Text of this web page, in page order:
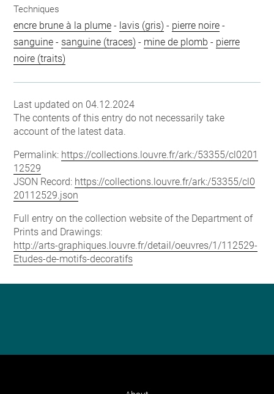
Techniques
encre brune à la plume - lavis (gris) - pierre noire -
sanguine - sanguine (traces) - mine de plomb - pierre
noire (traits)
Last updated on 04.12.2024
The contents of this entry do not necessarily take
account of the latest data.
Permalink: https://collections.louvre.fr/ark:/53355/cl0201
12529
JSON Record: https://collections.louvre.fr/ark:/53355/cl0
20112529.json
Full entry on the collection website of the Department of
Prints and Drawings:
http://arts-graphiques.louvre.fr/detail/oeuvres/1/112529-
Etudes-de-motifs-decoratifs